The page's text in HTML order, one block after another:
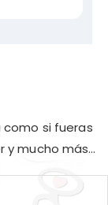
si fueras
y mucho más…